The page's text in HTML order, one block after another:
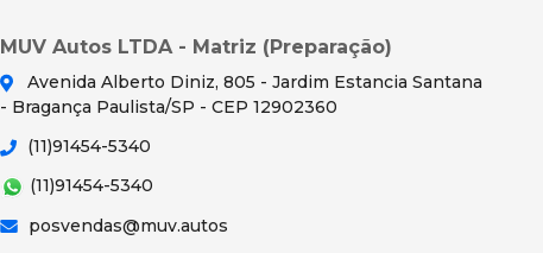
MUV Autos LTDA - Matriz (Preparação)
Avenida Alberto Diniz, 805 - Jardim Estancia Santana
- Bragança Paulista/SP - CEP 12902360
(11)91454-5340
(11)91454-5340
posvendas@muv.autos